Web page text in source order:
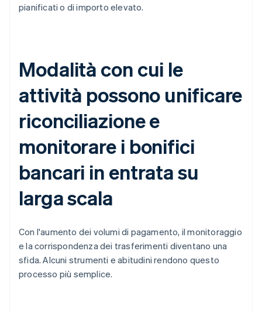
pianificati o di importo elevato.
Modalità con cui le
attività possono unificare
riconciliazione e
monitorare i bonifici
bancari in entrata su
larga scala
Con l'aumento dei volumi di pagamento, il monitoraggio
e la corrispondenza dei trasferimenti diventano una
sfida. Alcuni strumenti e abitudini rendono questo
processo più semplice.